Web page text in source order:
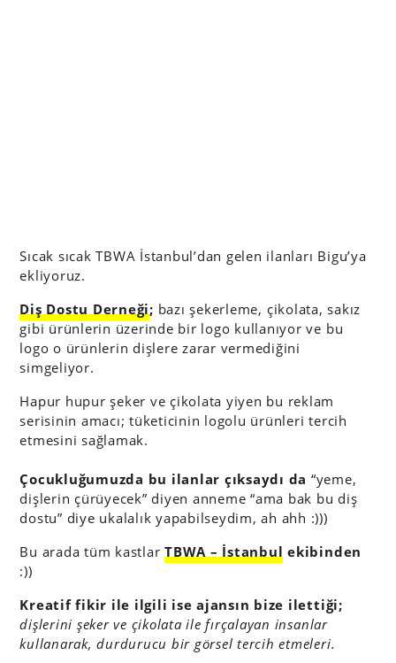
Sıcak sıcak TBWA İstanbul’dan gelen ilanları Bigu’ya
ekliyoruz.
Diş Dostu Derneği; bazı şekerleme, çikolata, sakız
gibi ürünlerin üzerinde bir logo kullanıyor ve bu
logo o ürünlerin dişlere zarar vermediğini
simgeliyor.
Hapur hupur şeker ve çikolata yiyen bu reklam
serisinin amacı; tüketicinin logolu ürünleri tercih
etmesini sağlamak.
Çocukluğumuzda bu ilanlar çıksaydı da “yeme,
dişlerin çürüyecek” diyen anneme “ama bak bu diş
dostu” diye ukalalık yapabilseydim, ah ahh :)))
Bu arada tüm kastlarTBWA – İstanbul ekibinden
:))
Kreatif fikir ile ilgili ise ajansın bize ilettiği;
dişlerini şeker ve çikolata ile fırçalayan insanlar
kullanarak, durdurucu bir görsel tercih etmeleri.